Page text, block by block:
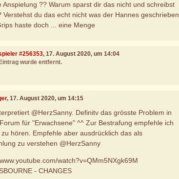
Anspielung ?? Warum sparst dir das nicht und schreibst
Verstehst du das echt nicht was der Hannes geschrieben
haste doch ... eine Menge
#256353, 17. August 2020, um 14:04
wurde entfernt.
, 17. August 2020, um 14:15
@HerzSanny. Definitv das grösste Problem in
für "Erwachsene" ^^ Zur Bestrafung empfehle ich
hören. Empfehle aber ausdrücklich das als
zu verstehen @HerzSanny
watch?v=QMm5NXgk69M
- CHANGES